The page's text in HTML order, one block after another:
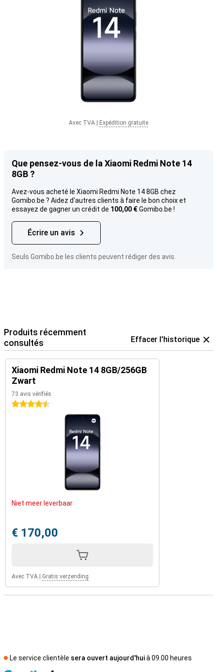
Avec TVA Expédition gratuite
Que pensez-vous de la Xiaomi Redmi Note 14
8GB ?
Avez-vous acheté le Xiaomi Redmi Note 14 8GB chez
Gomibo.be ? Aidez d'autres clients à faire le bon choix et
essayez de gagner un crédit de 100,00 €Gomibo.be !
Écrire un avis
Seuls Gomibo.be les clients peuvent rédiger des avis.
Produits récemment
consultés
Effacer l'historique
Xiaomi Redmi Note 14 8GB/256GB
Zwart
73 avis vérifiés
4.5 étoiles
Niet meer leverbaar
€ 170,00
Avec TVA Gratis verzending
Le service clientèle sera ouvert aujourd'huià 09.00 heures